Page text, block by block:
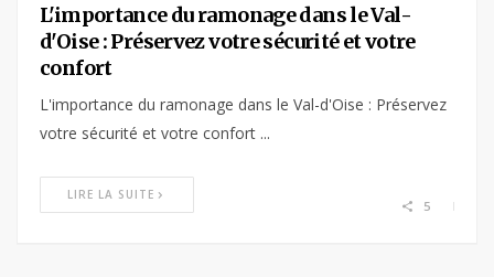
L'importance du ramonage dans le Val-
d'Oise : Préservez votre sécurité et votre
confort
L'importance du ramonage dans le Val-d'Oise : Préservez
votre sécurité et votre confort ...
LIRE LA SUITE
5